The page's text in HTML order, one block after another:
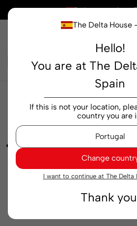
The Delta House
Hello!
You are at The
Spain
If this is not your location,
country you are
Change
I want to continue at The Delta
Thank
× Está comprando en
Cafeterías Soluble
Blend Energia 200 g